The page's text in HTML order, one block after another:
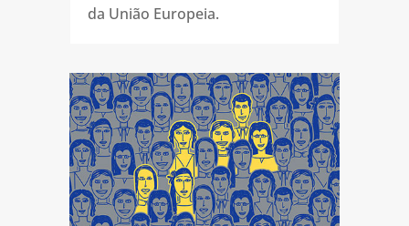
da União Europeia.